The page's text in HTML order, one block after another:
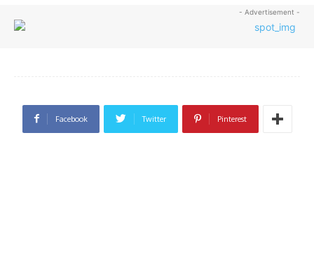
- Advertisement -
Facebook Twitter Pinterest